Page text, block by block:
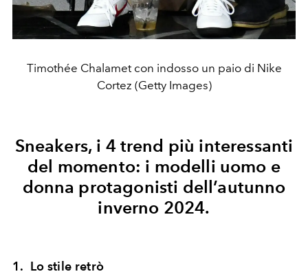
Timothée Chalamet con indosso un paio di Nike
Cortez (Getty Images)
Sneakers, i 4 trend più interessanti
del momento: i modelli uomo e
donna protagonisti dell’autunno
inverno 2024.
1. Lo stile retrò